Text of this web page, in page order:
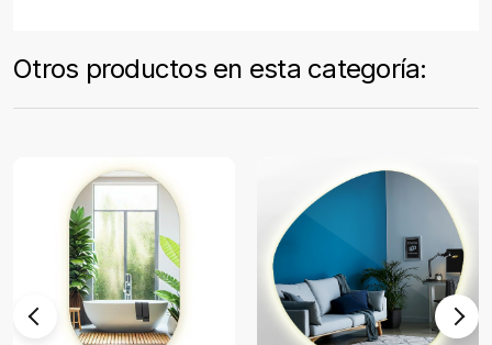
Otros productos en esta categoría: